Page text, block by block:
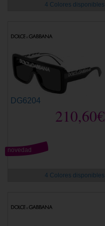
4 Colores disponibles
DG6204
210,60€
novedad
4 Colores disponibles